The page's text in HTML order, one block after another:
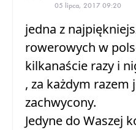
05 lipca, 2017 09:20
jedna z
rowerowych w
kilkanaście razy i
, za każdym razem
zachwycony.
Jedyne do Waszej